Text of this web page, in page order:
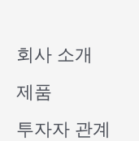
회사 소개
제품
투자자 관계